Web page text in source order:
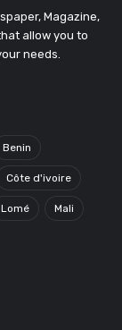
Magazine,
allow you to
needs.
Benin
Côte d'ivoire
Lomé Mali